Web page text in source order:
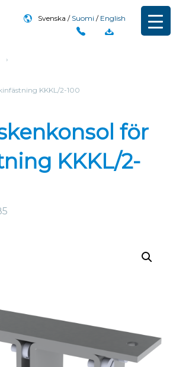
Svenska Suomi English
›
KKKL/2-100
för
KKKL/2-